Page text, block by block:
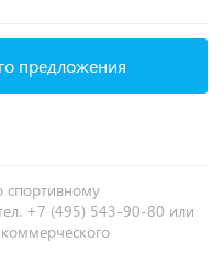
предложения
спортивному
+7 (495) 543-90-80 или